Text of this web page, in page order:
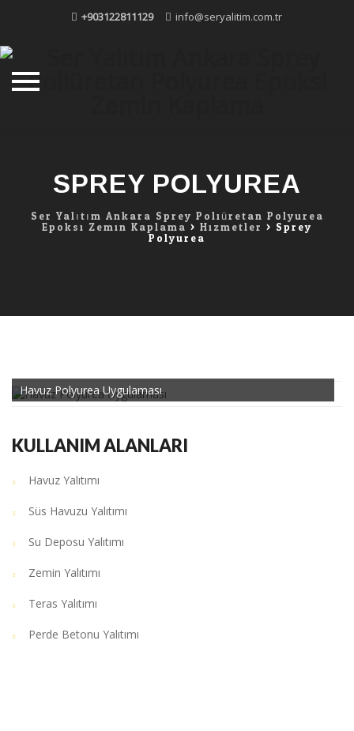
+903122811129 info@seryalitim.com.tr
SPREY POLYUREA
Ser Yalıtım Ankara Sprey Poliüretan Polyurea
Epoksi Zemin Kaplama> Hizmetler > Sprey
Polyurea
Havuz Polyurea Uygulaması
KULLANIM ALANLARI
Havuz Yalıtımı
Süs Havuzu Yalıtımı
Su Deposu Yalıtımı
Zemin Yalıtımı
Teras Yalıtımı
Perde Betonu Yalıtımı